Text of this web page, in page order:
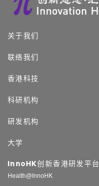
关于我们
联络我们
香港科技
科研机构
研发机构
大学
InnoHK创新香港研发平台
Health@InnoHK